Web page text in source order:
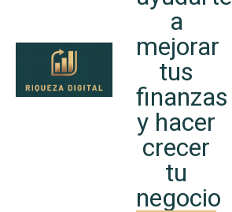
a
mejorar
tus
finanzas
y hacer
crecer
tu
negocio